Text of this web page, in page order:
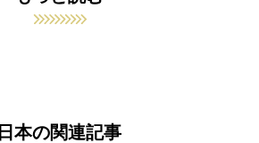
日本の関連記事